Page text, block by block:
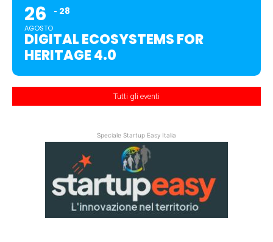
26
AGOSTO
28
DIGITAL ECOSYSTEMS FOR
HERITAGE 4.0
Tutti gli eventi
Speciale Startup Easy Italia